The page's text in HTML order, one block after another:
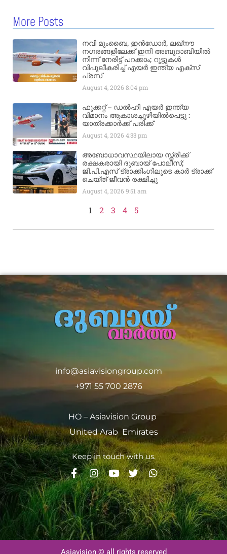
More Posts
നവി മുംബൈ, ഇൻഡോർ, ലഖ്നൗ
നഗരങ്ങളിലേക്ക് ഇനി അബുദാബിയിൽ
നിന്ന് നേരിട്ട് പറക്കാം; റൂട്ടുകൾ
വിപുലീകരിച്ച് എയർ ഇന്ത്യ എക്സ്
പ്രസ്
August 4, 20268:04 pm
ഫൂക്കറ്റ് – ഡൽഹി എയര്‍ ഇന്ത്യ
വിമാനം ആകാശച്ചുഴിയില്‍പെട്ടു :
യാത്രക്കാര്‍ക്ക് പരിക്ക്
August 4, 20264:33 pm
അബോധാവസ്ഥയിലായ സ്ത്രീക്ക്
രക്ഷകരായി ദുബായ് പോലീസ്;
ജി.പി.എസ് ട്രാക്കിംഗിലൂടെ കാർ ട്രാക്ക്
ചെയ്ത് ജീവൻ രക്ഷിച്ചു
August 4, 20269:51 am
1 2 3 4 5
info@asiavisiongroup.com
+971 55 700 2876
HO – Asiavision Group
United Arab Emirates
Keep in touch with us.
Asiavision © all rights reserved